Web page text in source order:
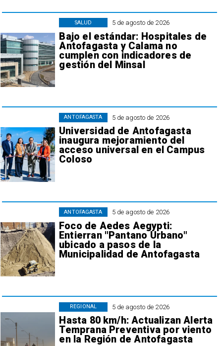
5 de agosto de 2026
Bajo el estándar: Hospitales de
Antofagasta y Calama no
cumplen con indicadores de
gestión del Minsal
SALUD
5 de agosto de 2026
Universidad de Antofagasta
inaugura mejoramiento del
acceso universal en el Campus
Coloso
ANTOFAGASTA
5 de agosto de 2026
Foco de Aedes Aegypti:
Entierran "Pantano Urbano"
ubicado a pasos de la
Municipalidad de Antofagasta
ANTOFAGASTA
5 de agosto de 2026
Hasta 80 km/h: Actualizan Alerta
Temprana Preventiva por viento
en la Región de Antofagasta
REGIONAL